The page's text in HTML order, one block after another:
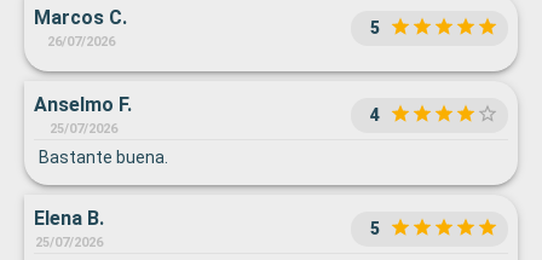
Marcos C.
26/07/2026
5
Anselmo F.
25/07/2026
4
Bastante buena.
Elena B.
25/07/2026
5